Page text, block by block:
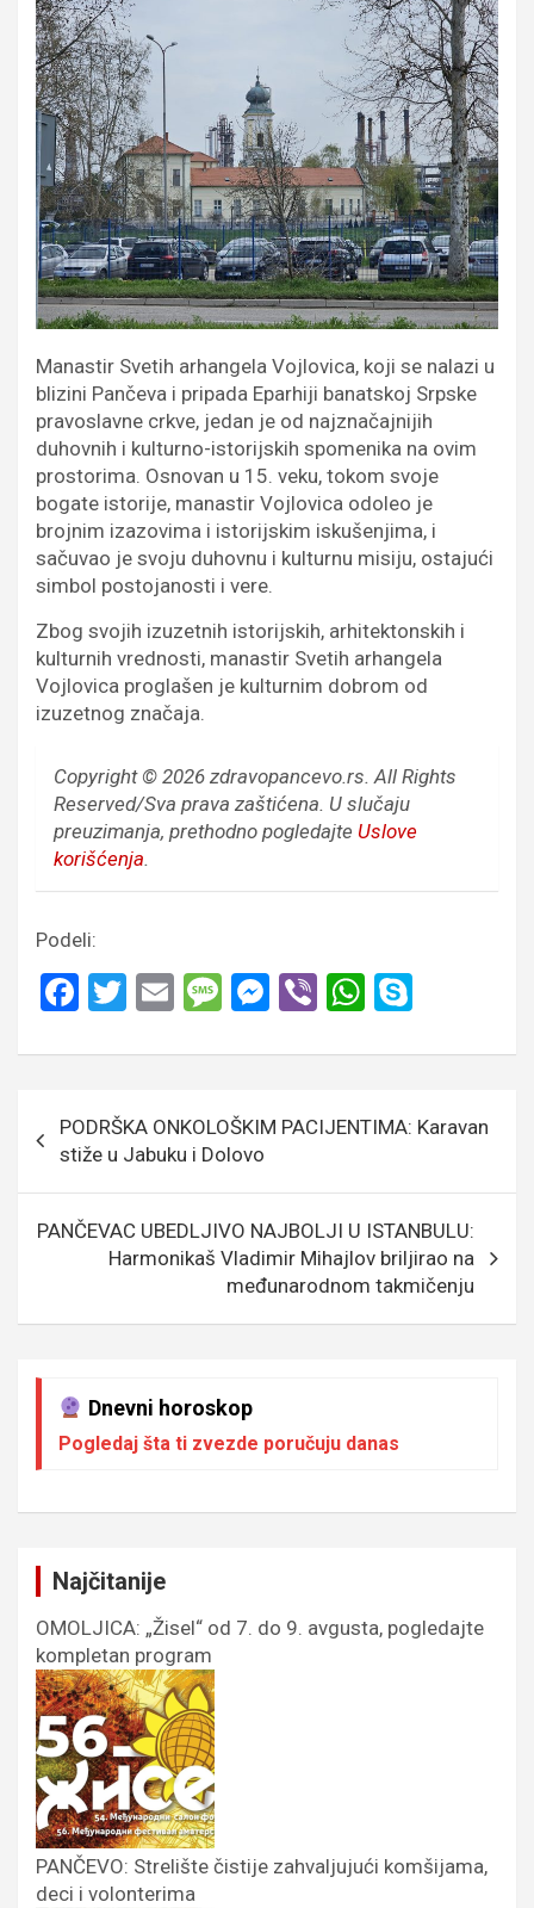
Manastir Svetih arhangela Vojlovica, koji se nalazi u
blizini Pančeva i pripada Eparhiji banatskoj Srpske
pravoslavne crkve, jedan je od najznačajnijih
duhovnih i kulturno-istorijskih spomenika na ovim
prostorima. Osnovan u 15. veku, tokom svoje
bogate istorije, manastir Vojlovica odoleo je
brojnim izazovima i istorijskim iskušenjima, i
sačuvao je svoju duhovnu i kulturnu misiju, ostajući
simbol postojanosti i vere.
Zbog svojih izuzetnih istorijskih, arhitektonskih i
kulturnih vrednosti, manastir Svetih arhangela
Vojlovica proglašen je kulturnim dobrom od
izuzetnog značaja.
Copyright © 2026 zdravopancevo.rs. All Rights
Reserved/Sva prava zaštićena. U slučaju
preuzimanja, prethodno pogledajte Uslove
korišćenja.
Podeli:
F
ce
o
o
k
T
tt
E
ail
M
s
a
g
e
M
se
g
er
Vi
er
W
at
A
p
p
p
Кретање
чланка
PODRŠKA ONKOLOŠKIM PACIJENTIMA: Karavan
stiže u Jabuku i Dolovo
PANČEVAC UBEDLJIVO NAJBOLJI U ISTANBULU:
Harmonikaš Vladimir Mihajlov briljirao na
međunarodnom takmičenju
Dnevni horoskop
Pogledaj šta ti zvezde poručuju danas
Najčitanije
OMOLJICA: „Žisel“ od 7. do 9. avgusta, pogledajte
kompletan program
PANČEVO: Strelište čistije zahvaljujući komšijama,
deci i volonterima